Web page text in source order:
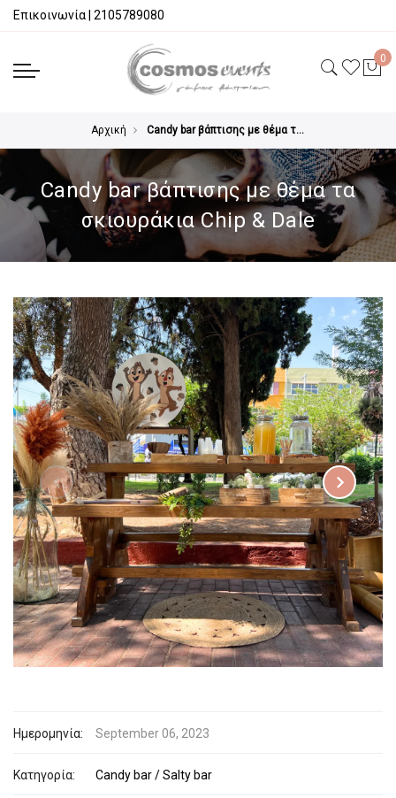
Επικοινωνία 2105789080
Αρχική Candy bar βάπτισης με θέμα τα σκιουράκια Chip & Dale
Candy bar βάπτισης με θέμα τα
σκιουράκια Chip & Dale
Ημερομηνία: September 06, 2023
Κατηγορία: Candy bar / Salty bar